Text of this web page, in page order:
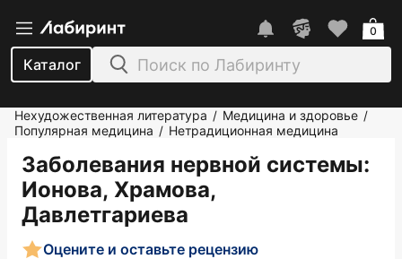
Каталог
0
Нехудожественная литература / Медицина и здоровье /
Популярная медицина / Нетрадиционная медицина
Заболевания нервной системы:
Ионова, Храмова,
Давлетгариева
Оцените и оставьте рецензию